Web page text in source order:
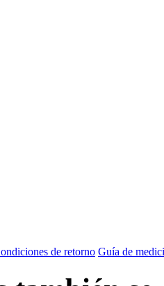
de retorno Guía de